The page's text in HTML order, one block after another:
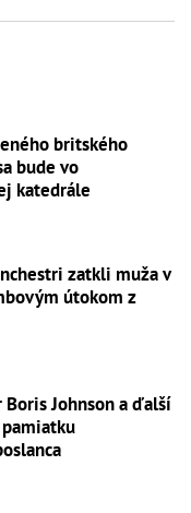
britského
bude vo
katedrále
zatkli muža v
útokom z
Johnson a ďalší